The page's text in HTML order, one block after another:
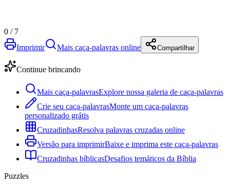
0 / 7
Imprimir
Mais caça-palavras online Compartilhar
Continue brincando
Mais caça-palavrasExplore nossa galeria de caça-palavras
Crie seu caça-palavrasMonte um caça-palavras
personalizado grátis
CruzadinhasResolva palavras cruzadas online
Versão para imprimirBaixe e imprima este caça-palavras
Cruzadinhas bíblicasDesafios temáticos da Bíblia
Puzzles